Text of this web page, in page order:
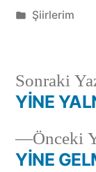
Kategori:
Şiirlerim
Yazı
Önceki
YİNE
Sonraki
YİNE